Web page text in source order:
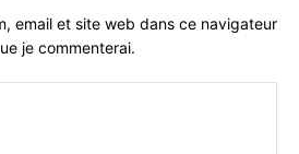
email et site web dans ce navigateur
je commenterai.